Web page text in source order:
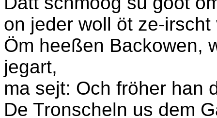
on jeder woll öt ze-
Öm heeßen Backowen,
jegart,
ma sejt: Och fröher han
De Tronscheln us dem